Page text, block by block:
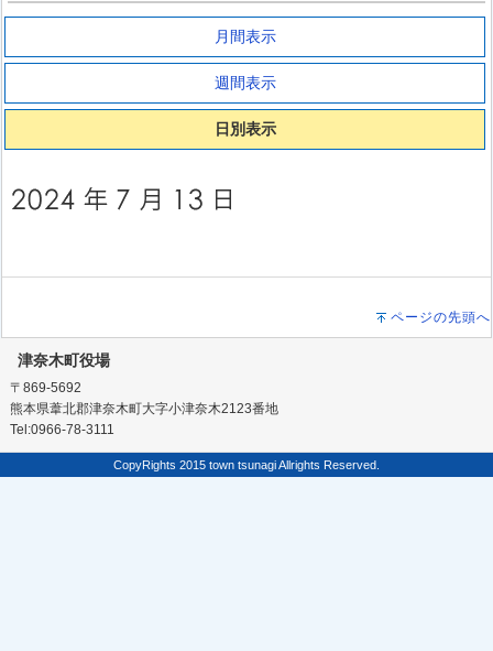
月間表示
週間表示
日別表示
ページの先頭へ
津奈木町役場
〒869-5692
熊本県葦北郡津奈木町大字小津奈木2123番地
Tel:0966-78-3111
CopyRights 2015 town tsunagi Allrights Reserved.